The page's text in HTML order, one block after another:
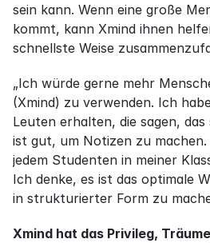
sein kann. Wenn eine große
kommt, kann Xmind ihnen
schnellste Weise
„Ich würde gerne mehr
(Xmind) zu verwenden. Ich
Leuten erhalten, die sagen,
ist gut, um Notizen zu machen.
jedem Studenten in meiner
Ich denke, es ist das optimale
in strukturierter Form zu
Xmind hat das Privileg,